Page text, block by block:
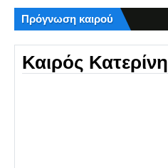
Πρόγνωση καιρού
Καιρός Κατερίνη